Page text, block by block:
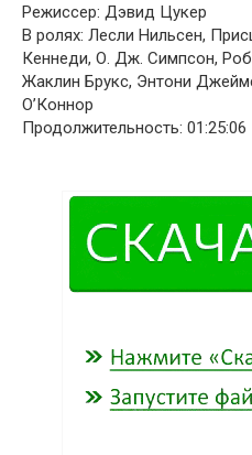
Режиссер: Дэвид Цукер
В ролях: Лесли Нильсен,
Кеннеди, О. Дж. Симпсон,
Жаклин Брукс, Энтони
О’Коннор
Продолжительность: 01:25:06